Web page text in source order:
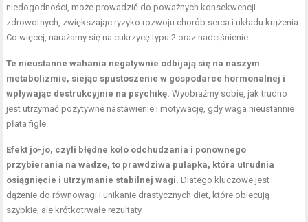
niedogodności, może prowadzić do poważnych konsekwencji
zdrowotnych, zwiększając ryzyko rozwoju chorób serca i układu krążenia.
Co więcej, narażamy się na cukrzycę typu 2 oraz nadciśnienie.
Te nieustanne wahania negatywnie odbijają się na naszym
metabolizmie, siejąc spustoszenie w gospodarce hormonalnej i
wpływając destrukcyjnie na psychikę. Wyobraźmy sobie, jak trudno
jest utrzymać pozytywne nastawienie i motywację, gdy waga nieustannie
płata figle.
Efekt jo-jo, czyli błędne koło odchudzania i ponownego
przybierania na wadze, to prawdziwa pułapka, która utrudnia
osiągnięcie i utrzymanie stabilnej wagi. Dlatego kluczowe jest
dążenie do równowagi i unikanie drastycznych diet, które obiecują
szybkie, ale krótkotrwałe rezultaty.